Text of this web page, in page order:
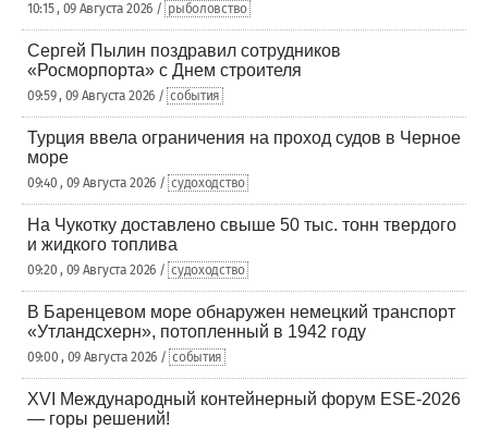
10:15 , 09 Августа 2026 / рыболовство
Сергей Пылин поздравил сотрудников
«Росморпорта» с Днем строителя
09:59 , 09 Августа 2026 / события
Турция ввела ограничения на проход судов в Черное
море
09:40 , 09 Августа 2026 / судоходство
На Чукотку доставлено свыше 50 тыс. тонн твердого
и жидкого топлива
09:20 , 09 Августа 2026 / судоходство
В Баренцевом море обнаружен немецкий транспорт
«Утландсхерн», потопленный в 1942 году
09:00 , 09 Августа 2026 / события
XVI Международный контейнерный форум ESE-2026
— горы решений!